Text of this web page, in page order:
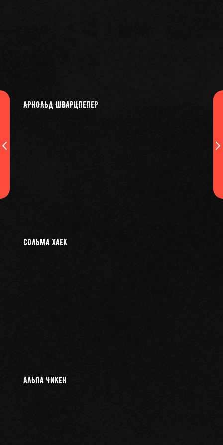
АРНОЛЬД ШВАРЦПЕПЕР
СОЛЬМА ХАЕК
АЛЬПА ЧИКЕН